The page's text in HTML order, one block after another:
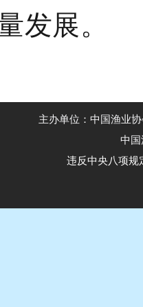
发展。
主办单位：中国渔业
中
违反中央八项规